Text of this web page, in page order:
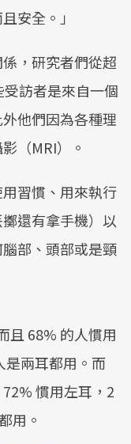
安全。」
，研究者們從超
訪者是來自一個
他們因為各種理
（MRI）。
習慣、用來執行
還有拿手機）以
部、頭部或是頸
且 68% 的人慣用
是兩耳都用。而
慣用左耳，2
用。